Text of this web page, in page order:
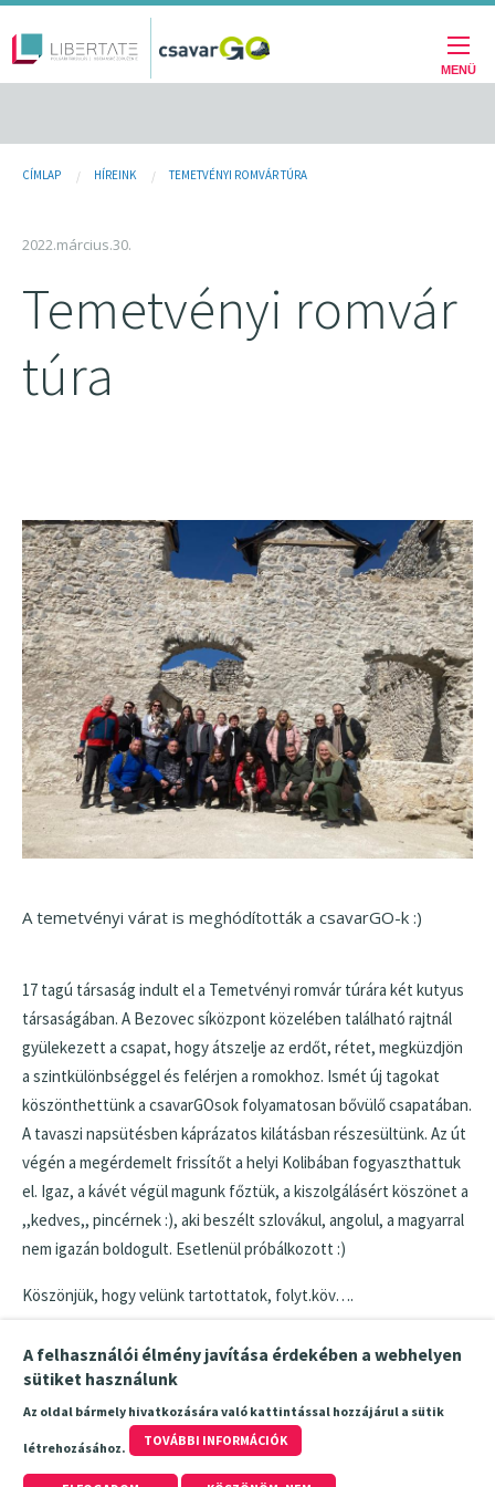
tartalomra
Fő
navigáció
MENÜ
Jelenlegi
CÍMLAP HÍREINK TEMETVÉNYI ROMVÁR TÚRA
2022.március.30.
Temetvényi romvár
túra
A temetvényi várat is meghódították a csavarGO-k :)
17 tagú társaság indult el a Temetvényi romvár túrára két kutyus
társaságában. A Bezovec síközpont közelében található rajtnál
gyülekezett a csapat, hogy átszelje az erdőt, rétet, megküzdjön
a szintkülönbséggel és felérjen a romokhoz. Ismét új tagokat
köszönthettünk a csavarGOsok folyamatosan bővülő csapatában.
A tavaszi napsütésben káprázatos kilátásban részesültünk. Az út
végén a megérdemelt frissítőt a helyi Kolibában fogyaszthattuk
el. Igaz, a kávét végül magunk főztük, a kiszolgálásért köszönet a
,,kedves,, pincérnek :), aki beszélt szlovákul, angolul, a magyarral
nem igazán boldogult. Esetlenül próbálkozott :)
Köszönjük, hogy velünk tartottatok, folyt.köv….
Címkék
A felhasználói élmény javítása érdekében a webhelyen
sütiket használunk
Az oldal bármely hivatkozására való kattintással hozzájárul a sütik
létrehozásához.
TOVÁBBI INFORMÁCIÓK